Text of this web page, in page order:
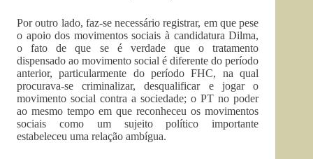
Por outro lado, faz-se necessário registrar, em que pese
o apoio dos movimentos sociais à candidatura Dilma,
o fato de que se é verdade que o tratamento
dispensado ao movimento social é diferente do período
anterior, particularmente do período FHC, na qual
procurava-se criminalizar, desqualificar e jogar o
movimento social contra a sociedade; o PT no poder
ao mesmo tempo em que reconheceu os movimentos
sociais como um sujeito político importante
estabeleceu uma relação ambígua.